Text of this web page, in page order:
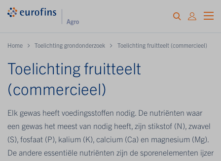
Home Toelichting grondonderzoek Toelichting fruitteelt (commercieel)
Toelichting fruitteelt
(commercieel)
Elk gewas heeft voedingsstoffen nodig. De nutriënten waar
een gewas het meest van nodig heeft, zijn stikstof (N), zwavel
(S), fosfaat (P), kalium (K), calcium (Ca) en magnesium (Mg).
De andere essentiële nutriënten zijn de sporenelementen ijzer